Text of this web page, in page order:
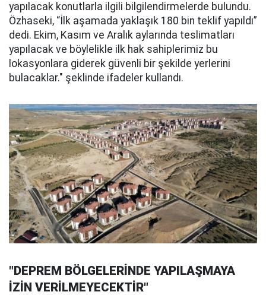
yapılacak konutlarla ilgili bilgilendirmelerde bulundu.
Özhaseki, “İlk aşamada yaklaşık 180 bin teklif yapıldı”
dedi. Ekim, Kasım ve Aralık aylarında teslimatları
yapılacak ve böylelikle ilk hak sahiplerimiz bu
lokasyonlara giderek güvenli bir şekilde yerlerini
bulacaklar." şeklinde ifadeler kullandı.
"DEPREM BÖLGELERİNDE YAPILAŞMAYA
İZİN VERİLMEYECEKTİR"